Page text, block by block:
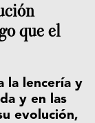
que el
la lencería y
y en las
evolución,